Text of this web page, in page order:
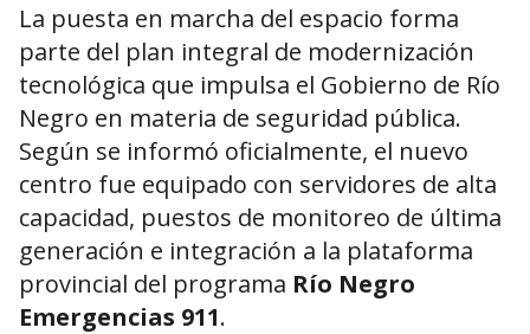
La puesta en marcha del espacio forma
parte del plan integral de modernización
tecnológica que impulsa el Gobierno de Río
Negro en materia de seguridad pública.
Según se informó oficialmente, el nuevo
centro fue equipado con servidores de alta
capacidad, puestos de monitoreo de última
generación e integración a la plataforma
provincial del programa Río Negro
Emergencias 911.